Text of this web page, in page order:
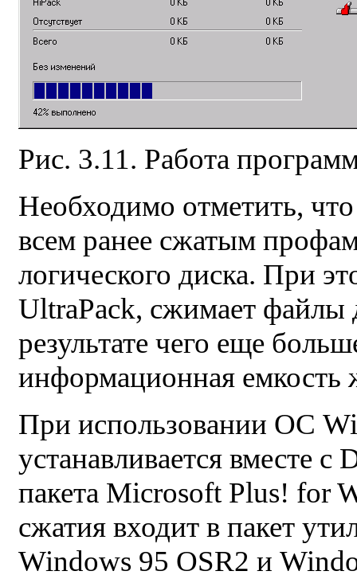
Рис. 3.11. Работа
Необходимо отметить,
всем ранее сжатым
логического диска. При
UltraPack, сжимает файлы
результате чего еще
информационная емкость
При использовании ОС
устанавливается вместе
пакета Microsoft Plus! for
сжатия входит в пакет
Windows 95 OSR2 и